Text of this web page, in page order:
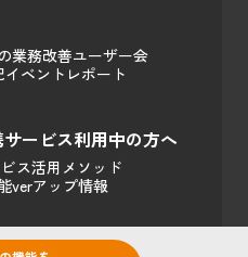
業務改善ユーザー会
イベントレポート
ービス利用中の方へ
ス活用メソッド
verアップ情報